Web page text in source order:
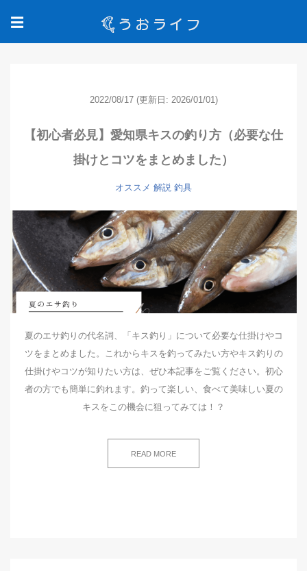
☰
2022/08/17 (更新日: 2026/01/01)
【初心者必見】愛知県キスの釣り方（必要な仕
掛けとコツをまとめました）
オススメ 解説 釣具
夏のエサ釣りの代名詞、「キス釣り」について必要な仕掛けやコ
ツをまとめました。これからキスを釣ってみたい方やキス釣りの
仕掛けやコツが知りたい方は、ぜひ本記事をご覧ください。初心
者の方でも簡単に釣れます。釣って楽しい、食べて美味しい夏の
キスをこの機会に狙ってみては！？
READ MORE